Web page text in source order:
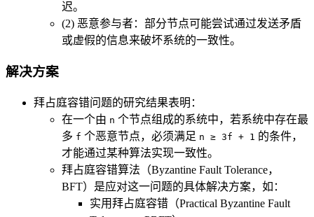
迟。
(2) 恶意参与者：部分节点可能尝试通过发送矛盾
或虚假的信息来破坏系统的一致性。
解决方案
拜占庭容错问题的研究结果表明：
在一个由 n 个节点组成的系统中，若系统中存在最
多 f 个恶意节点，必须满足 n ≥ 3f + 1 的条件，
才能通过某种算法实现一致性。
拜占庭容错算法（Byzantine Fault Tolerance，
BFT）是应对这一问题的具体解决方案，如：
实用拜占庭容错（Practical Byzantine Fault